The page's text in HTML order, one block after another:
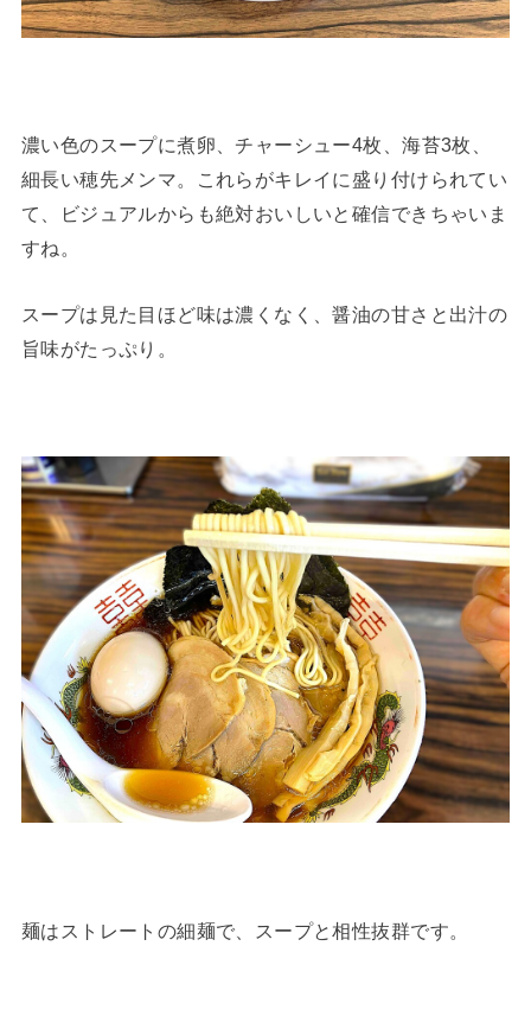
濃い色のスープに煮卵、チャーシュー4枚、海苔3枚、
細長い穂先メンマ。これらがキレイに盛り付けられてい
て、ビジュアルからも絶対おいしいと確信できちゃいま
すね。
スープは見た目ほど味は濃くなく、醤油の甘さと出汁の
旨味がたっぷり。
麺はストレートの細麺で、スープと相性抜群です。